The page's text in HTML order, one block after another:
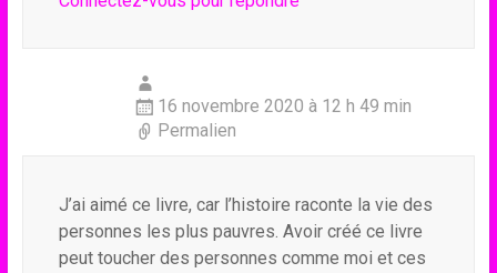
16 novembre 2020 à 12 h 49 min
Permalien
J’ai aimé ce livre, car l’histoire raconte la vie des
personnes les plus pauvres. Avoir créé ce livre
peut toucher des personnes comme moi et ces